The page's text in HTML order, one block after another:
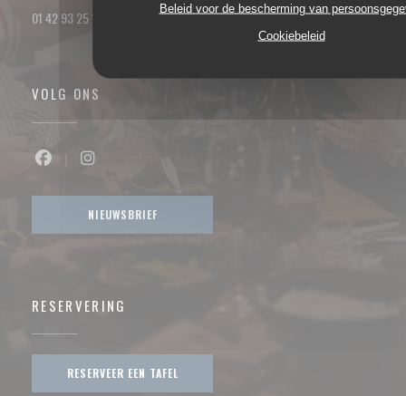
Beleid voor de bescherming van
Cookiebeleid
01 42 93 25 18
VOLG ONS
Facebook ((opent in een nieuw venster))
NIEUWSBRIEF
RESERVERING
RESERVEER EEN TAFEL